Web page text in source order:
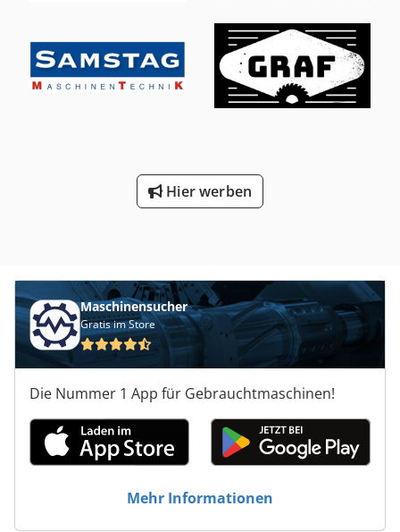
Hier werben
Maschinensucher
Gratis im Store
Die Nummer 1 App für Gebrauchtmaschinen!
Mehr Informationen